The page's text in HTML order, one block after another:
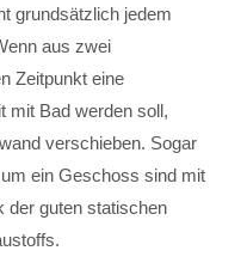
grundsätzlich jedem
aus zwei
Zeitpunkt eine
mit Bad werden soll,
verschieben. Sogar
ein Geschoss sind mit
der guten statischen